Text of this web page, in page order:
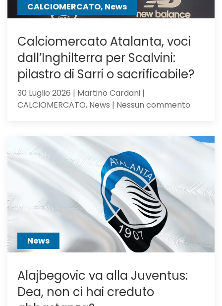
CALCIOMERCATO, News
Calciomercato Atalanta, voci
dall’Inghilterra per Scalvini:
pilastro di Sarri o sacrificabile?
30 Luglio 2026 | Martino Cardani |
CALCIOMERCATO, News | Nessun commento
voci
pilastro
Sarri
News
Alajbegovic va alla Juventus:
Dea, non ci hai creduto